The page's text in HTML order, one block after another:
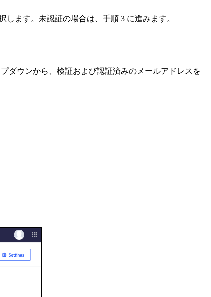
します。未認証の場合は、手順 3 に進みます。
ダウンから、検証および認証済みのメールアドレスを